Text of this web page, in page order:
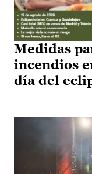
Medidas
incendios
día del